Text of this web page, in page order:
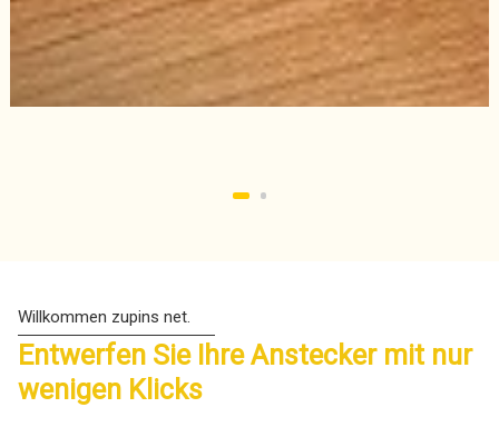
Entwerfen Sie Ihre Anstecker mit nur
wenigen Klicks